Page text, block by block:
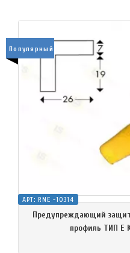
АРТ: RNE -10314
Предупреждающий
профиль ТИП E
Популярный